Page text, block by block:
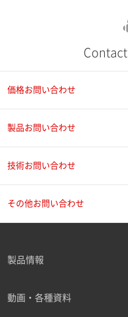
Contact
価格お問い合わせ
製品お問い合わせ
技術お問い合わせ
その他お問い合わせ
製品情報
動画・各種資料